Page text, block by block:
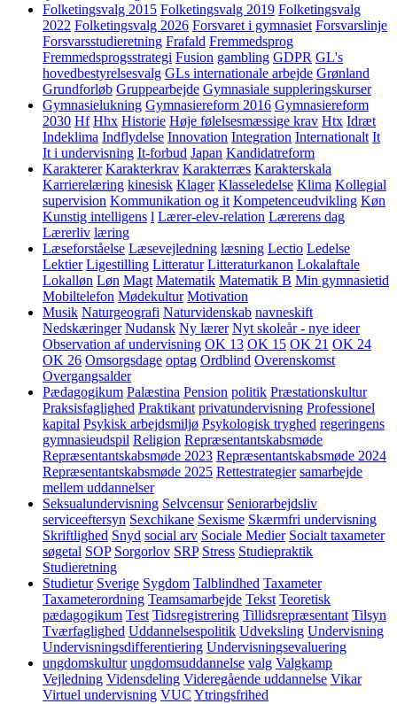
Folketingsvalg 2015 Folketingsvalg 2019 Folketingsvalg
2022 Folketingsvalg 2026 Forsvaret i gymnasiet Forsvarslinje
Forsvarsstudieretning Frafald Fremmedsprog
Fremmedsprogsstrategi Fusion gambling GDPR GL's
hovedbestyrelsesvalg GLs internationale arbejde Grønland
Grundforløb Gruppearbejde Gymnasiale suppleringskurser
Gymnasielukning Gymnasiereform 2016 Gymnasiereform
2030 Hf Hhx Historie Høje følelsesmæssige krav Htx Idræt
Indeklima Indflydelse Innovation Integration Internationalt It
It i undervisning It-forbud Japan Kandidatreform
Karakterer Karakterkrav Karakterræs Karakterskala
Karrierelæring kinesisk Klager Klasseledelse Klima Kollegial
supervision Kommunikation og it Kompetenceudvikling Køn
Kunstig intelligens l Lærer-elev-relation Lærerens dag
Lærerliv læring
Læseforståelse Læsevejledning læsning Lectio Ledelse
Lektier Ligestilling Litteratur Litteraturkanon Lokalaftale
Lokalløn Løn Magt Matematik Matematik B Min gymnasietid
Mobiltelefon Mødekultur Motivation
Musik Naturgeografi Naturvidenskab navneskift
Nedskæringer Nudansk Ny lærer Nyt skoleår - nye ideer
Observation af undervisning OK 13 OK 15 OK 21 OK 24
OK 26 Omsorgsdage optag Ordblind Overenskomst
Overgangsalder
Pædagogikum Palæstina Pension politik Præstationskultur
Praksisfaglighed Praktikant privatundervisning Professionel
kapital Psykisk arbejdsmiljø Psykologisk tryghed regeringens
gymnasieudspil Religion Repræsentantskabsmøde
Repræsentantskabsmøde 2023 Repræsentantskabsmøde 2024
Repræsentantskabsmøde 2025 Rettestrategier samarbejde
mellem uddannelser
Seksualundervisning Selvcensur Seniorarbejdsliv
serviceeftersyn Sexchikane Sexisme Skærmfri undervisning
Skriftlighed Snyd social arv Sociale Medier Socialt taxameter
søgetal SOP Sorgorlov SRP Stress Studiepraktik
Studieretning
Studietur Sverige Sygdom Talblindhed Taxameter
Taxameterordning Teamsamarbejde Tekst Teoretisk
pædagogikum Test Tidsregistrering Tillidsrepræsentant Tilsyn
Tværfaglighed Uddannelsespolitik Udveksling Undervisning
Undervisningsdifferentiering Undervisningsevaluering
ungdomskultur ungdomsuddannelse valg Valgkamp
Vejledning Vidensdeling Videregående uddannelse Vikar
Virtuel undervisning VUC Ytringsfrihed